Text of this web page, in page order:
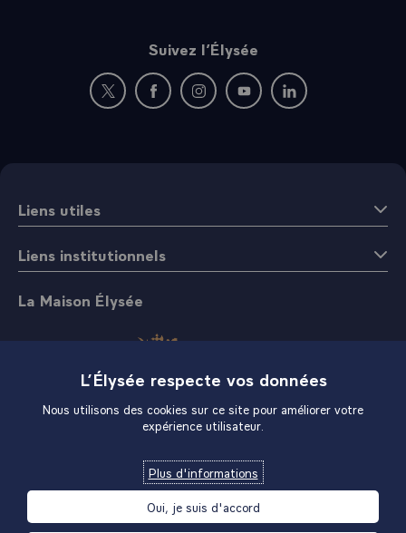
Suivez l’Élysée
Nouvelle fenêtre : rejoignez-nous sur Twitter
Nouvelle fenêtre : rejoignez-nous sur
Nouvelle fenêtre : rejoignez-nous
Nouvelle fenêtre :
Nouvelle fenêtre :
Liens utiles
Liens institutionnels
La Maison Élysée
L’Élysée respecte vos données
Nous utilisons des cookies sur ce site pour améliorer votre
expérience utilisateur.
Plus d'informations
Oui, je suis d'accord